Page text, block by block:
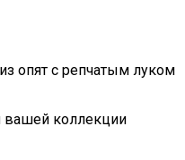
опят с репчатым луком
вашей коллекции